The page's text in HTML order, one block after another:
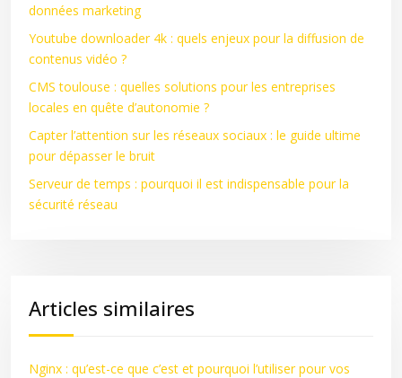
données marketing
Youtube downloader 4k : quels enjeux pour la diffusion de
contenus vidéo ?
CMS toulouse : quelles solutions pour les entreprises
locales en quête d’autonomie ?
Capter l’attention sur les réseaux sociaux : le guide ultime
pour dépasser le bruit
Serveur de temps : pourquoi il est indispensable pour la
sécurité réseau
Articles similaires
Nginx : qu’est-ce que c’est et pourquoi l’utiliser pour vos